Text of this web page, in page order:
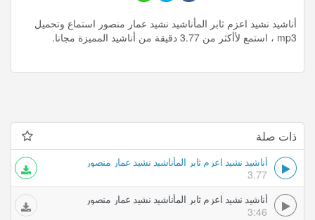
أناشيد نشيد اعزم ثابر المأناشيد نشيد عمار منصور استماع وتحميل
mp3 ، استمع لأأكثر من 3.77 دقيقة من أناشيد المميزة مجانا.
ذات صلة
أناشيد نشيد اعزم ثابر المأناشيد نشيد عمار منصور
3.77
أناشيد نشيد اعزم ثابر المأناشيد نشيد عمار منصور
3:46